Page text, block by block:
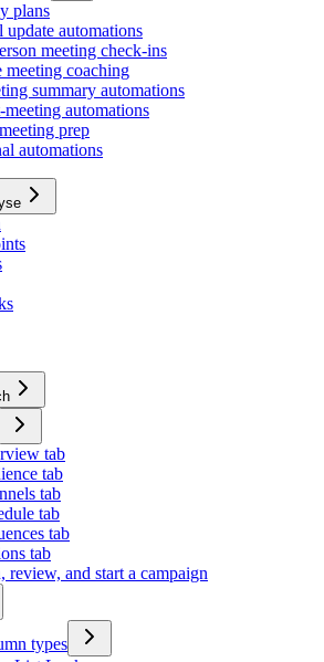
plans
update automations
meeting check-ins
meeting coaching
summary automations
meeting automations
prep
automations
tab
tab
tab
tab
tab
tab
review, and start a campaign
types